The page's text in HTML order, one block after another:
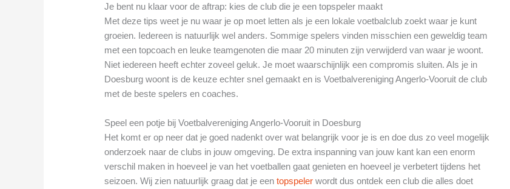
Je bent nu klaar voor de aftrap: kies de club die je een topspeler maakt
Met deze tips weet je nu waar je op moet letten als je een lokale voetbalclub zoekt waar je kunt
groeien. Iedereen is natuurlijk wel anders. Sommige spelers vinden misschien een geweldig team
met een topcoach en leuke teamgenoten die maar 20 minuten zijn verwijderd van waar je woont.
Niet iedereen heeft echter zoveel geluk. Je moet waarschijnlijk een compromis sluiten. Als je in
Doesburg woont is de keuze echter snel gemaakt en is Voetbalvereniging Angerlo-Vooruit de club
met de beste spelers en coaches.
Speel een potje bij Voetbalvereniging Angerlo-Vooruit in Doesburg
Het komt er op neer dat je goed nadenkt over wat belangrijk voor je is en doe dus zo veel mogelijk
onderzoek naar de clubs in jouw omgeving. De extra inspanning van jouw kant kan een enorm
verschil maken in hoeveel je van het voetballen gaat genieten en hoeveel je verbetert tijdens het
seizoen. Wij zien natuurlijk graag dat je eentopspeler wordt dus ontdek een club die alles doet